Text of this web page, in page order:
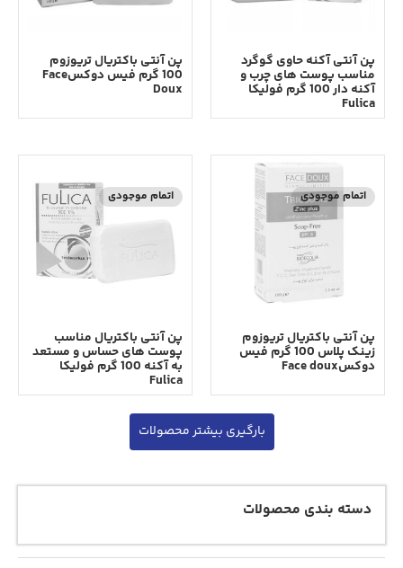
دسته بندی محصولات
پن آنتی آکنه حاوی گوگرد
مناسب پوست های چرب و
آکنه دار 100 گرم فولیکا
Fulica
پن آنتی باکتریال تریوزوم
100 گرم فیس دوکسFace
Doux
اتمام موجودی
پن آنتی باکتریال تریوزوم
زینک پلاس 100 گرم فیس
دوکسFace doux
اتمام موجودی
پن آنتی باکتریال مناسب
پوست‎ های حساس و مستعد
به آکنه 100 گرم فولیکا
Fulica
بارگیری بیشتر محصولات